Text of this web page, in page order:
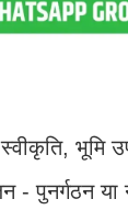
भूमि
- पुनर्गठन या